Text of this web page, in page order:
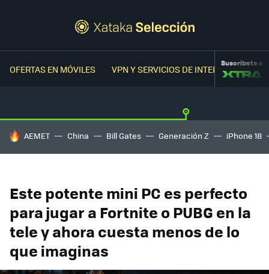
OFERTAS EN MÓVILES VPN Y SERVICIOS DE INTERNETSuscríbete a
HOY SE HABLA DE
AEMET China Bill Gates Generación Z iPhone 18
Este potente mini PC es perfecto
para jugar a Fortnite o PUBG en la
tele y ahora cuesta menos de lo
que imaginas